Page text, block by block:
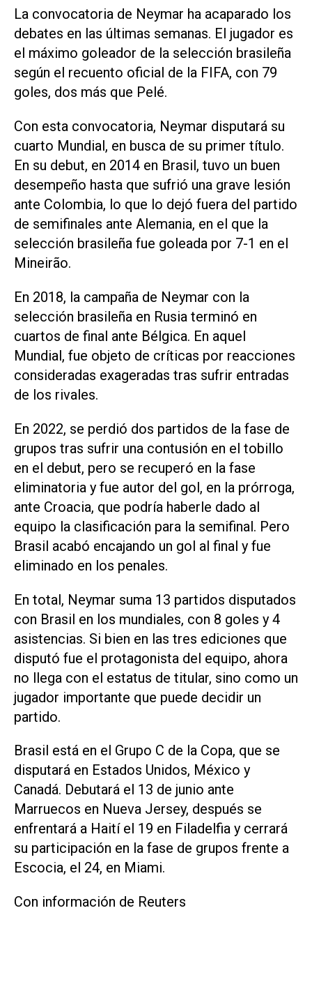
La convocatoria de Neymar ⁠ha acaparado los
debates en las últimas semanas. El jugador es
el máximo goleador de la selección brasileña
según el recuento oficial de la FIFA, con 79
goles, dos más que Pelé.
Con esta convocatoria, Neymar disputará su
cuarto Mundial, ​en busca de ‌su primer título.
En su debut, en 2014 en Brasil, tuvo un buen
desempeño hasta que sufrió una grave lesión
ante Colombia, lo que lo dejó fuera del partido
de semifinales ante Alemania, en el que la
selección brasileña fue goleada por 7-1 en el
⁠Mineirão.
En 2018, la campaña de Neymar con la
selección brasileña en Rusia terminó en
cuartos de final ante Bélgica. En aquel
Mundial, fue objeto de críticas por reacciones
consideradas exageradas tras sufrir entradas
de los rivales.
En 2022, se perdió dos partidos de la fase de
grupos tras sufrir una contusión en el tobillo
en el debut, pero se recuperó en la fase
eliminatoria y fue autor del gol, en ‌la prórroga,
ante Croacia, que podría haberle dado al
equipo la clasificación para la semifinal. Pero
Brasil acabó encajando un gol al final y fue
eliminado en los penales.
En total, Neymar suma 13 partidos disputados
con Brasil en los mundiales, con 8 goles y 4
asistencias. Si bien en las tres ediciones que
disputó ‌fue el protagonista del equipo, ahora
no llega con el estatus de titular, sino como un
jugador importante que puede decidir un
partido.
Brasil está en el Grupo C ‌de la Copa, ⁠que se
disputará en Estados Unidos, México y
Canadá. Debutará el 13 de junio ante
Marruecos en Nueva Jersey, después se ​
enfrentará a Haití el 19 en Filadelfia y cerrará
su participación en la fase de grupos frente a
Escocia, el 24, en Miami.
Con información de Reuters